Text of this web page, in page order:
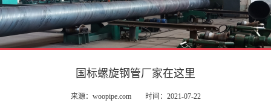
国标螺旋钢管厂家在这里
来源：woopipe.com 时间：2021-07-22